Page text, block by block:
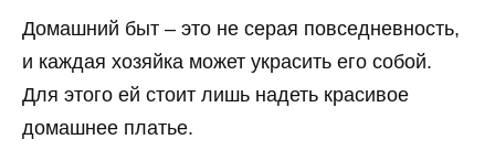
Домашний быт – это не серая повседневность,
и каждая хозяйка может украсить его собой.
Для этого ей стоит лишь надеть красивое
домашнее платье.